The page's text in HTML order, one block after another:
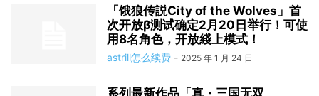
「饿狼传説City of the Wolves」首
次开放β测试确定2月20日举行！可使
用8名角色，开放綫上模式！
astrill怎么续费 - 2025 年 1 月 24 日